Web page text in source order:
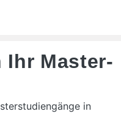
Ihr Master-
in